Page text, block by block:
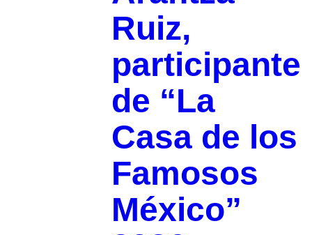
Ruiz,
participante
de “La
Casa de los
Famosos
México”